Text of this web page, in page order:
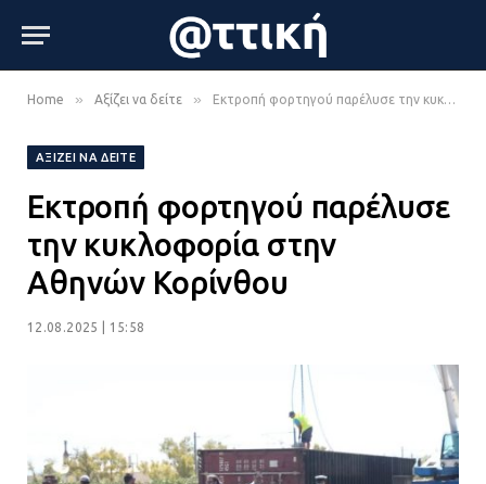
Home » Αξίζει να δείτε » Εκτροπή φορτηγού παρέλυσε την κυκλοφορία στην Αθηνών Κορίνθου
ΑΞΊΖΕΙ ΝΑ ΔΕΊΤΕ
Εκτροπή φορτηγού παρέλυσε
την κυκλοφορία στην
Αθηνών Κορίνθου
12.08.2025 | 15:58